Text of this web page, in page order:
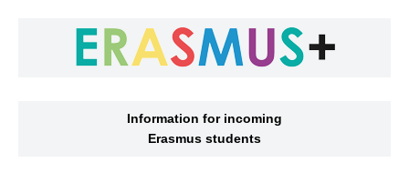
Information for incoming
Erasmus students